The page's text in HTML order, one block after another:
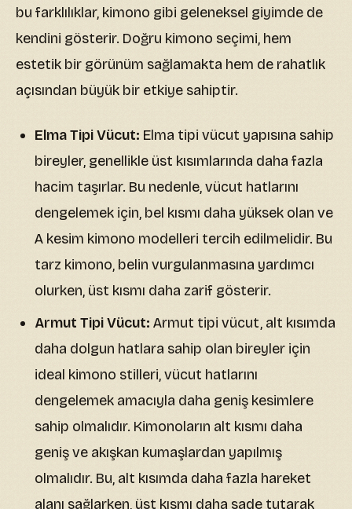
bu farklılıklar, kimono gibi geleneksel giyimde de
kendini gösterir. Doğru kimono seçimi, hem
estetik bir görünüm sağlamakta hem de rahatlık
açısından büyük bir etkiye sahiptir.
Elma Tipi Vücut: Elma tipi vücut yapısına sahip
bireyler, genellikle üst kısımlarında daha fazla
hacim taşırlar. Bu nedenle, vücut hatlarını
dengelemek için, bel kısmı daha yüksek olan ve
A kesim kimono modelleri tercih edilmelidir. Bu
tarz kimono, belin vurgulanmasına yardımcı
olurken, üst kısmı daha zarif gösterir.
Armut Tipi Vücut: Armut tipi vücut, alt kısımda
daha dolgun hatlara sahip olan bireyler için
ideal kimono stilleri, vücut hatlarını
dengelemek amacıyla daha geniş kesimlere
sahip olmalıdır. Kimonoların alt kısmı daha
geniş ve akışkan kumaşlardan yapılmış
olmalıdır. Bu, alt kısımda daha fazla hareket
alanı sağlarken, üst kısmı daha sade tutarak